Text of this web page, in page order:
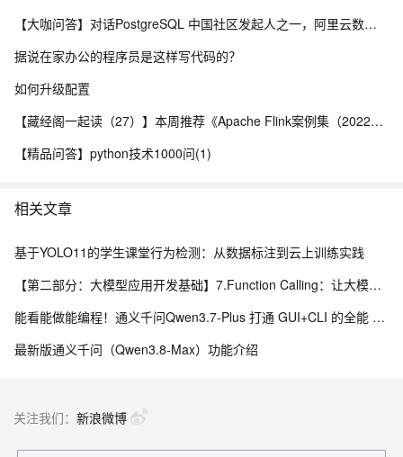
【大咖问答】对话PostgreSQL 中国社区发起人之一，阿里云数据库高级专家 德哥
据说在家办公的程序员是这样写代码的？
如何升级配置
【藏经阁一起读（27）】本周推荐《Apache Flink案例集（2022版）》，你有哪些心得？
【精品问答】python技术1000问(1)
相关文章
基于YOLO11的学生课堂行为检测：从数据标注到云上训练实践
【第二部分：大模型应用开发基础】7.Function Calling：让大模型调用真实程序能力
能看能做能编程！通义千问Qwen3.7-Plus 打通 GUI+CLI 的全能 AI 助手
最新版通义千问（Qwen3.8-Max）功能介绍
关注我们： 新浪微博